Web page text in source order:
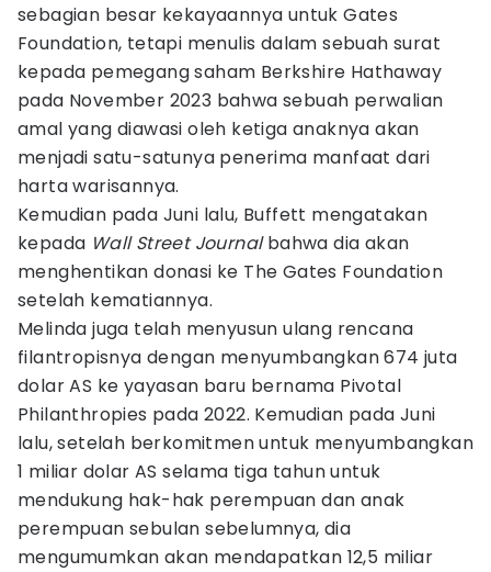
sebagian besar kekayaannya untuk Gates
Foundation, tetapi menulis dalam sebuah surat
kepada pemegang saham Berkshire Hathaway
pada November 2023 bahwa sebuah perwalian
amal yang diawasi oleh ketiga anaknya akan
menjadi satu-satunya penerima manfaat dari
harta warisannya.
Kemudian pada Juni lalu, Buffett mengatakan
kepada Wall Street Journalbahwa dia akan
menghentikan donasi ke The Gates Foundation
setelah kematiannya.
Melinda juga telah menyusun ulang rencana
filantropisnya dengan menyumbangkan 674 juta
dolar AS ke yayasan baru bernama Pivotal
Philanthropies pada 2022. Kemudian pada Juni
lalu, setelah berkomitmen untuk menyumbangkan
1 miliar dolar AS selama tiga tahun untuk
mendukung hak-hak perempuan dan anak
perempuan sebulan sebelumnya, dia
mengumumkan akan mendapatkan 12,5 miliar